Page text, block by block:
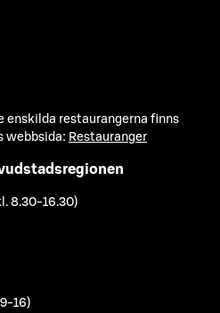
restaurangerna finns
webbsida: Restauranger
8.30-16.30)
16)